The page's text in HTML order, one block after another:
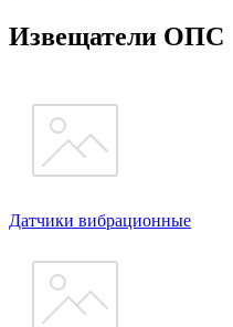
Извещатели ОПС
Датчики вибрационные